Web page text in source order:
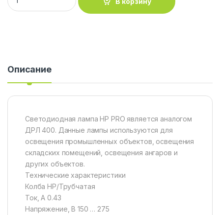
Описание
Светодиодная лампа HP PRO является аналогом
ДРЛ 400. Данные лампы используются для
освещения промышленных объектов, освещения
складских помещений, освещения ангаров и
других объектов.
Технические характеристики
Колба HP/Трубчатая
Ток, А 0.43
Напряжение, В 150 … 275